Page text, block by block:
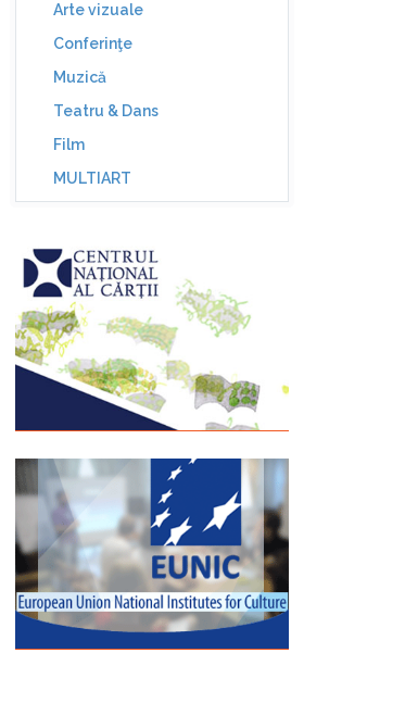
Arte vizuale
Conferinţe
Muzică
Teatru & Dans
Film
MULTIART